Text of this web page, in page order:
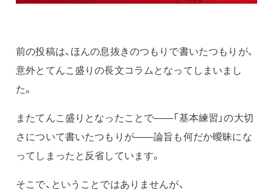
前の投稿は、ほんの息抜きのつもりで書いたつもりが、
意外とてんこ盛りの長文コラムとなってしまいまし
た。
またてんこ盛りとなったことで——「基本練習」の大切
さについて書いたつもりが——論旨も何だか曖昧にな
ってしまったと反省しています。
そこで、ということではありませんが、